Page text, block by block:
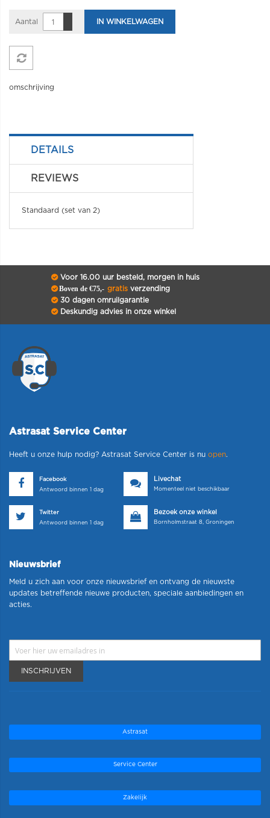
Aantal IN WINKELWAGEN
omschrijving
DETAILS
REVIEWS
Standaard (set van 2)
Voor 16.00 uur besteld, morgen in huis
Boven de €75,- gratisverzending
30 dagen omruilgarantie
Deskundig advies in onze winkel
Astrasat Service Center
Heeft u onze hulp nodig? Astrasat Service Center is nu open.
Facebook
Antwoord binnen 1 dag
Livechat
Momenteel niet beschikbaar
Twitter
Antwoord binnen 1 dag
Bezoek onze winkel
Bornholmstraat 8, Groningen
Nieuwsbrief
Meld u zich aan voor onze nieuwsbrief en ontvang de nieuwste
updates betreffende nieuwe producten, speciale aanbiedingen en
acties.
INSCHRIJVEN
Astrasat
Service Center
Zakelijk